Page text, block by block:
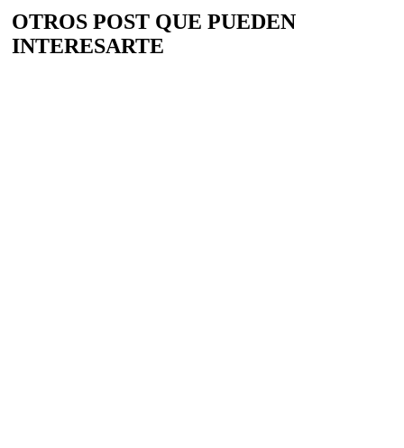
OTROS POST QUE PUEDEN
INTERESARTE